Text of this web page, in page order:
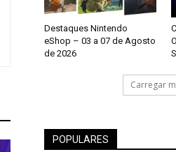
Destaques Nintendo
eShop – 03 a 07 de Agosto
de 2026
Carregar
POPULARES